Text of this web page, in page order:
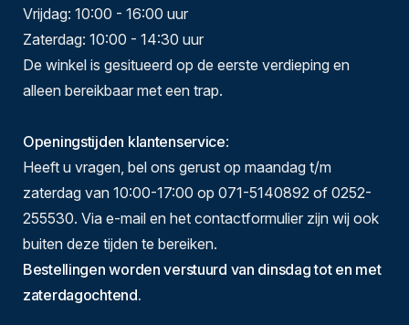
Vrijdag: 10:00 - 16:00 uur
Zaterdag: 10:00 - 14:30 uur
De winkel is gesitueerd op de eerste verdieping en
alleen bereikbaar met een trap.
Openingstijden klantenservice:
Heeft u vragen, bel ons gerust op maandag t/m
zaterdag van 10:00-17:00 op 071-5140892 of 0252-
255530. Via e-mail en het contactformulier zijn wij ook
buiten deze tijden te bereiken.
Bestellingen worden verstuurd van dinsdag tot en met
zaterdagochtend.